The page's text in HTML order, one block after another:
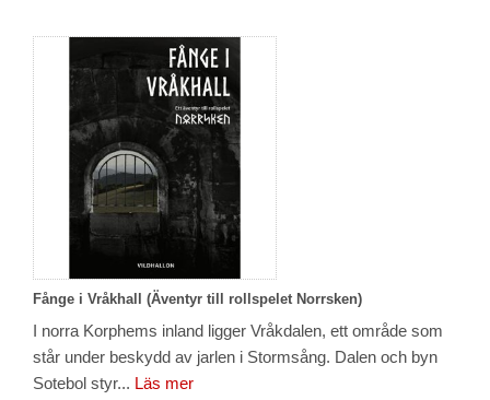
Fånge i Vråkhall (Äventyr till rollspelet Norrsken)
I norra Korphems inland ligger Vråkdalen, ett område som
står under beskydd av jarlen i Stormsång. Dalen och byn
Sotebol styr... Läs mer